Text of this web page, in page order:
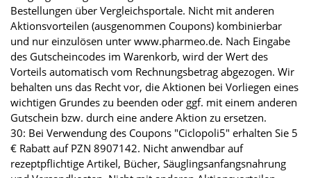
Bestellungen über Vergleichsportale. Nicht mit anderen
Aktionsvorteilen (ausgenommen Coupons) kombinierbar
und nur einzulösen unter www.pharmeo.de. Nach Eingabe
des Gutscheincodes im Warenkorb, wird der Wert des
Vorteils automatisch vom Rechnungsbetrag abgezogen. Wir
behalten uns das Recht vor, die Aktionen bei Vorliegen eines
wichtigen Grundes zu beenden oder ggf. mit einem anderen
Gutschein bzw. durch eine andere Aktion zu ersetzen.
30: Bei Verwendung des Coupons "Ciclopoli5" erhalten Sie 5
€ Rabatt auf PZN 8907142. Nicht anwendbar auf
rezeptpflichtige Artikel, Bücher, Säuglingsanfangsnahrung